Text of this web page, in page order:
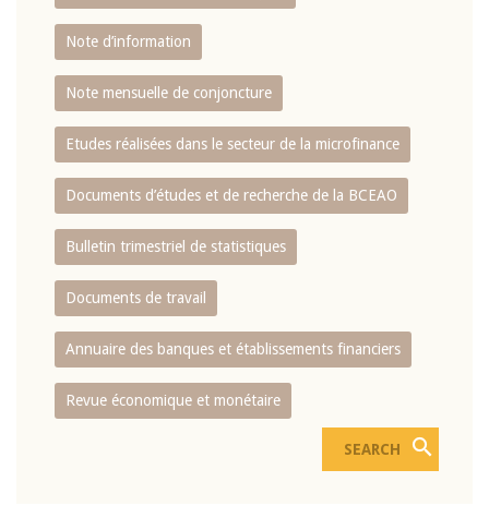
Note d’information
Note mensuelle de conjoncture
Etudes réalisées dans le secteur de la microfinance
Documents d’études et de recherche de la BCEAO
Bulletin trimestriel de statistiques
Documents de travail
Annuaire des banques et établissements financiers
Revue économique et monétaire